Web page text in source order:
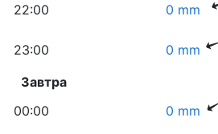
22:00 0 mm
23:00 0 mm
Завтра
00:00
0 mm